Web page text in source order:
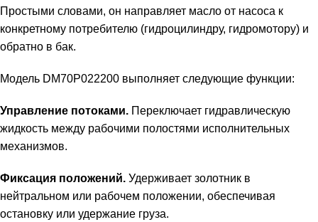
Простыми словами, он направляет масло от насоса к
конкретному потребителю (гидроцилиндру, гидромотору) и
обратно в бак.
Модель DM70P022200 выполняет следующие функции:
Управление потоками. Переключает гидравлическую
жидкость между рабочими полостями исполнительных
механизмов.
Фиксация положений. Удерживает золотник в
нейтральном или рабочем положении, обеспечивая
остановку или удержание груза.